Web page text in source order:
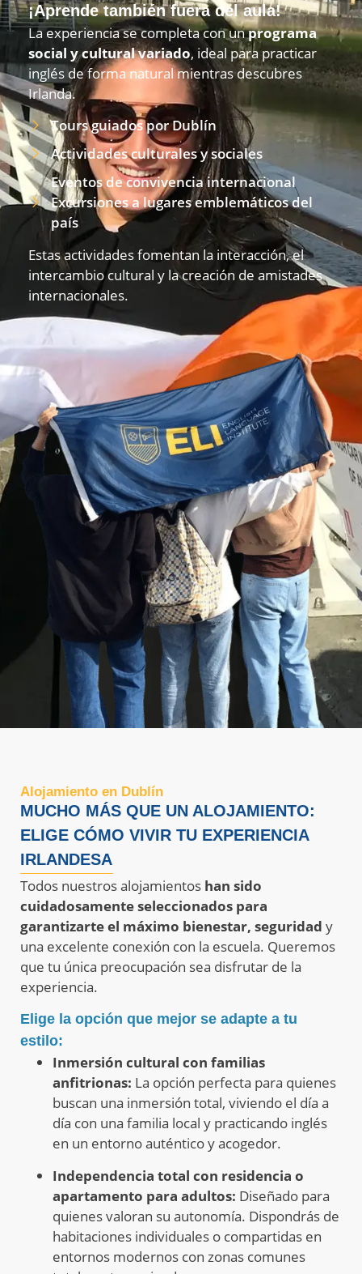
¡Aprende también fuera del aula!
La experiencia se completa con unprograma
social y cultural variado, ideal para practicar
inglés de forma natural mientras descubres
Irlanda.
Tours guiados por Dublín
Actividades culturales y sociales
Eventos de convivencia internacional
Excursiones a lugares emblemáticos del
país
Estas actividades fomentan la interacción, el
intercambio cultural y la creación de amistades
internacionales.
Alojamiento en Dublín
MUCHO MÁS QUE UN ALOJAMIENTO:
ELIGE CÓMO VIVIR TU EXPERIENCIA
IRLANDESA
Todos nuestros alojamientos han sido
cuidadosamente seleccionados para
garantizarte el máximo bienestar, seguridad y
una excelente conexión con la escuela. Queremos
que tu única preocupación sea disfrutar de la
experiencia.
Elige la opción que mejor se adapte a tu
estilo:
Inmersión cultural con familias
anfitrionas: La opción perfecta para quienes
buscan una inmersión total, viviendo el día a
día con una familia local y practicando inglés
en un entorno auténtico y acogedor.
Independencia total con residencia o
apartamento para adultos: Diseñado para
quienes valoran su autonomía. Dispondrás de
habitaciones individuales o compartidas en
entornos modernos con zonas comunes